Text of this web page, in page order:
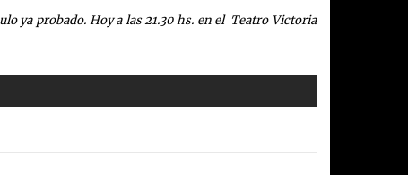
ya probado. Hoy a las 21.30 hs. en el Teatro Victoria